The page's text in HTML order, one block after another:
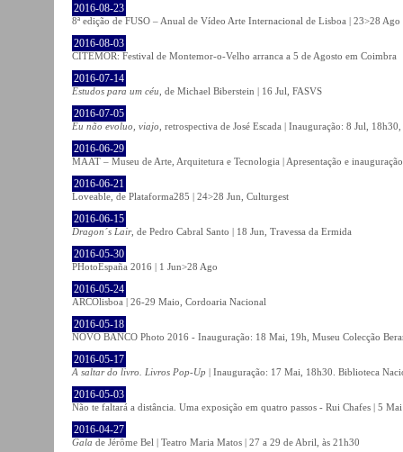
2016-08-23
8ª edição de FUSO – Anual de Vídeo Arte Internacional de Lisboa | 23>28 Ago
2016-08-03
CITEMOR: Festival de Montemor-o-Velho arranca a 5 de Agosto em Coimbra
2016-07-14
Estudos para um céu , de Michael Biberstein | 16 Jul, FASVS
2016-07-05
Eu não evoluo, viajo , retrospectiva de José Escada | Inauguração: 8 Jul,
2016-06-29
MAAT – Museu de Arte, Arquitetura e Tecnologia | Apresentação e
2016-06-21
Loveable, de Plataforma285 | 24>28 Jun, Culturgest
2016-06-15
Dragon´s Lair, de Pedro Cabral Santo | 18 Jun, Travessa da Ermida
2016-05-30
PHotoEspaña 2016 | 1 Jun>28 Ago
2016-05-24
ARCOlisboa | 26-29 Maio, Cordoaria Nacional
2016-05-18
NOVO BANCO Photo 2016 - Inauguração: 18 Mai, 19h, Museu Colecção
2016-05-17
A saltar do livro. Livros Pop-Up | Inauguração: 17 Mai, 18h30. Biblioteca
2016-05-03
Não te faltará a distância. Uma exposição em quatro passos - Rui Chafes | 5
2016-04-27
Gala de Jérôme Bel | Teatro Maria Matos | 27 a 29 de Abril, às 21h30